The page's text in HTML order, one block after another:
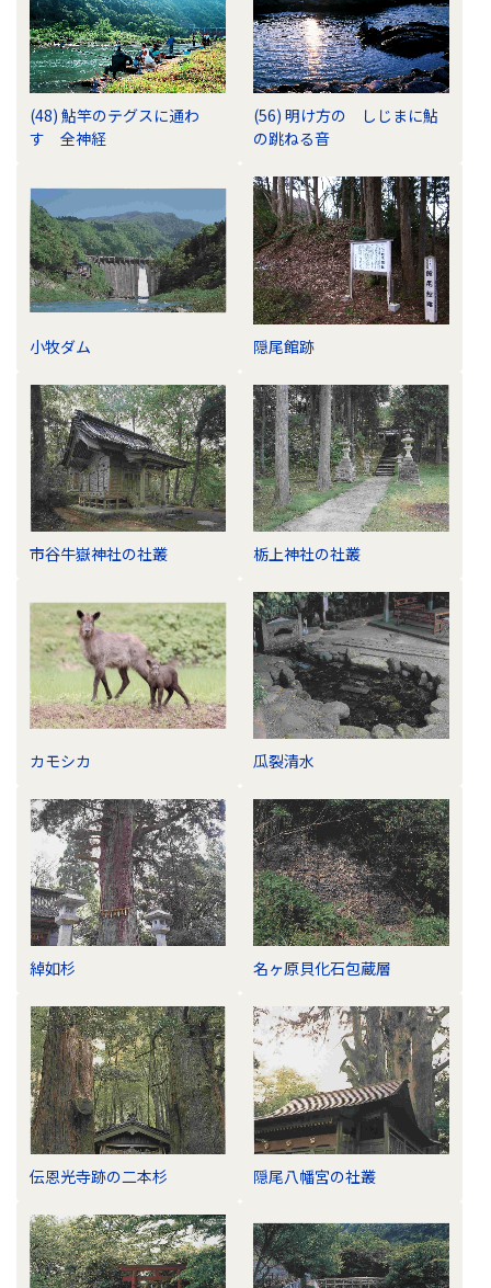
ナ
ビ
ゲ
ー
(48) 鮎竿のテグスに通わ
す 全神経
(56) 明け方の しじまに鮎
の跳ねる音
小牧ダム 隠尾館跡
市谷牛嶽神社の社叢 栃上神社の社叢
カモシカ 瓜裂清水
綽如杉 名ヶ原貝化石包蔵層
伝恩光寺跡の二本杉 隠尾八幡宮の社叢